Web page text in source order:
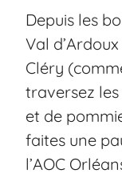
Depuis les
Val
Cléry
traversez
et de
faites une
l’AOC